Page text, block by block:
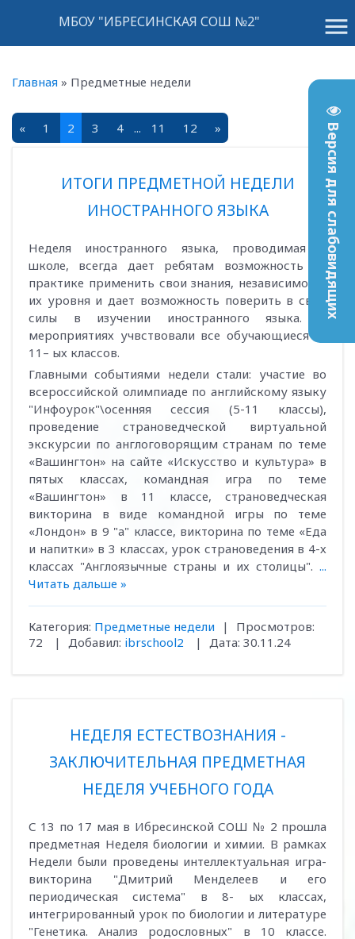
Версия для слабовидящих
menu
МБОУ "ИБРЕСИНСКАЯ СОШ №2"
Главная » Предметные недели
« 1 2 3 4 ... 11 12 »
ИТОГИ ПРЕДМЕТНОЙ НЕДЕЛИ
ИНОСТРАННОГО ЯЗЫКА
Неделя иностранного языка, проводимая в
школе, всегда дает ребятам возможность на
практике применить свои знания, независимо от
их уровня и дает возможность поверить в свои
силы в изучении иностранного языка. В
мероприятиях учвствовали все обучающиеся 2-
11– ых классов.
Главными событиями недели стали: участие во
всероссийской олимпиаде по английскому языку
"Инфоурок"\осенняя сессия (5-11 классы),
проведение страноведческой виртуальной
экскурсии по англоговорящим странам по теме
«Вашингтон» на сайте «Искусство и культура» в
пятых классах, командная игра по теме
«Вашингтон» в 11 классе, страноведческая
викторина в виде командной игры по теме
«Лондон» в 9 "а" классе, викторина по теме «Еда
и напитки» в 3 классах, урок страноведения в 4-х
классах "Англоязычные страны и их столицы". ...
Читать дальше »
Категория: Предметные недели |
Просмотров:
72
| Добавил: ibrschool2 | Дата: 30.11.24
НЕДЕЛЯ ЕСТЕСТВОЗНАНИЯ -
ЗАКЛЮЧИТЕЛЬНАЯ ПРЕДМЕТНАЯ
НЕДЕЛЯ УЧЕБНОГО ГОДА
С 13 по 17 мая в Ибресинской СОШ № 2 прошла
предметная Неделя биологии и химии. В рамках
Недели были проведены интеллектуальная игра-
викторина "Дмитрий Менделеев и его
периодическая система" в 8- ых классах,
интегрированный урок по биологии и литературе
"Генетика. Анализ родословных" в 10 классе.